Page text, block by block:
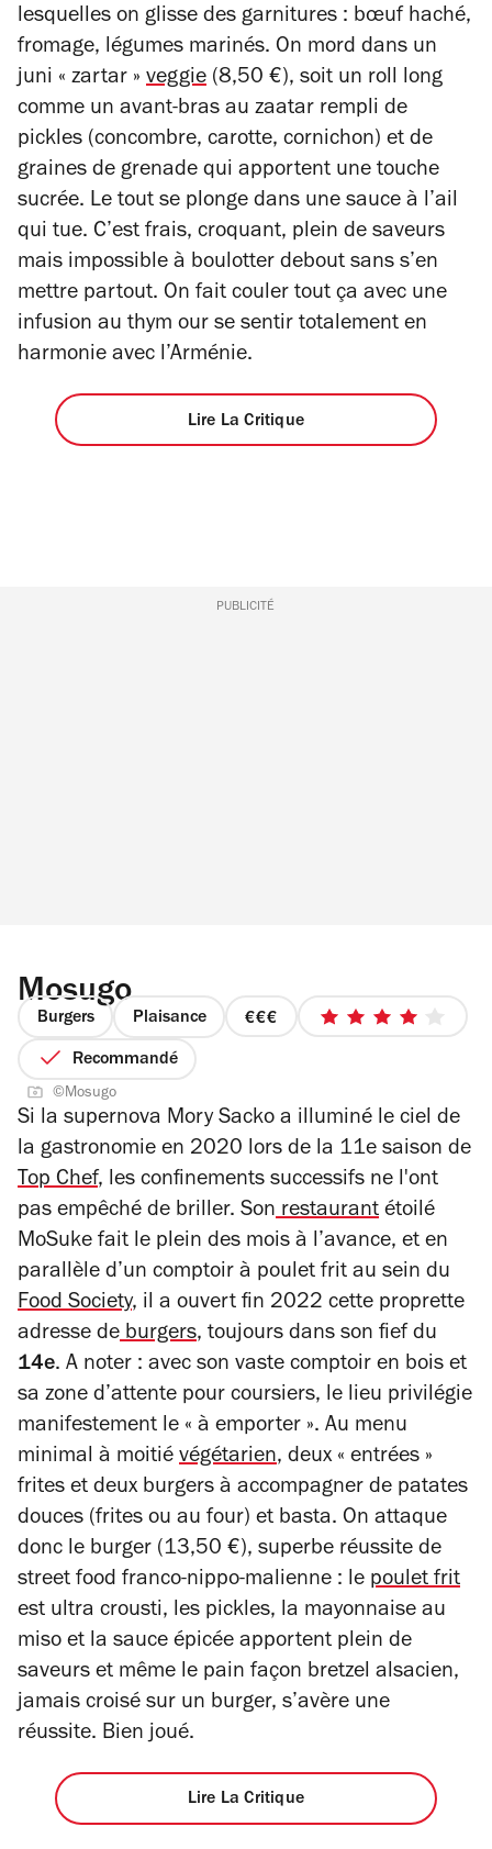
lesquelles on glisse des garnitures : bœuf haché,
fromage, légumes marinés. On mord dans un
juni « zartar » veggie (8,50 €), soit un roll long
comme un avant-bras au zaatar rempli de
pickles (concombre, carotte, cornichon) et de
graines de grenade qui apportent une touche
sucrée. Le tout se plonge dans une sauce à l’ail
qui tue. C’est frais, croquant, plein de saveurs
mais impossible à boulotter debout sans s’en
mettre partout. On fait couler tout ça avec une
infusion au thym our se sentir totalement en
harmonie avec l’Arménie.
Lire La Critique
PUBLICITÉ
Mosugo
Burgers Plaisance
prix
4
étoiles
Recommandé
©Mosugo
Si la supernova Mory Sacko a illuminé le ciel de
la gastronomie en 2020 lors de la 11e saison de
Top Chef, les confinements successifs ne l'ont
pas empêché de briller. Son restaurant étoilé
MoSuke fait le plein des mois à l’avance, et en
parallèle d’un comptoir à poulet frit au sein du
Food Society, il a ouvert fin 2022 cette proprette
adresse de burgers, toujours dans son fief du
14e. A noter : avec son vaste comptoir en bois et
sa zone d’attente pour coursiers, le lieu privilégie
manifestement le « à emporter ». Au menu
minimal à moitié végétarien, deux « entrées »
frites et deux burgers à accompagner de patates
douces (frites ou au four) et basta. On attaque
donc le burger (13,50 €), superbe réussite de
street food franco-nippo-malienne : le poulet frit
est ultra crousti, les pickles, la mayonnaise au
miso et la sauce épicée apportent plein de
saveurs et même le pain façon bretzel alsacien,
jamais croisé sur un burger, s’avère une
réussite. Bien joué.
Lire La Critique